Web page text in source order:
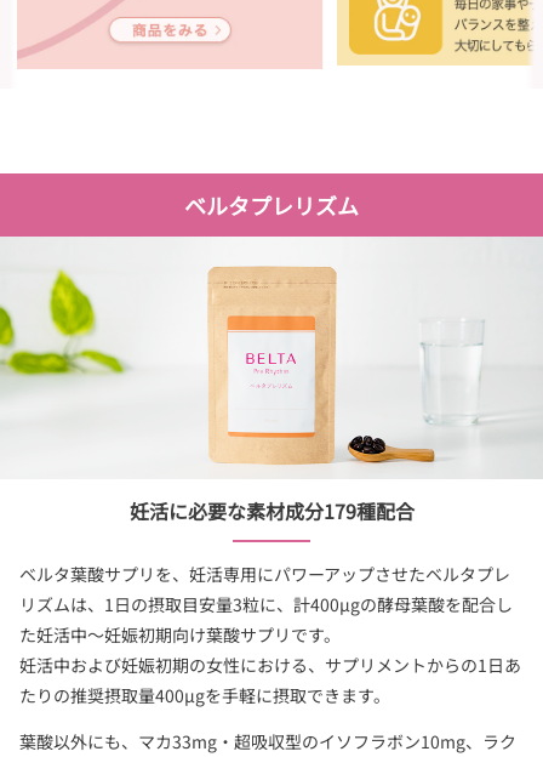
ベルタプレリズム
妊活に必要な素材成分179種配合
ベルタ葉酸サプリを、妊活専用にパワーアップさせたベルタプレ
リズムは、1日の摂取目安量3粒に、計400µgの酵母葉酸を配合し
た妊活中～妊娠初期向け葉酸サプリです。
妊活中および妊娠初期の女性における、サプリメントからの1日あ
たりの推奨摂取量400µgを手軽に摂取できます。
葉酸以外にも、マカ33mg・超吸収型のイソフラボン10mg、ラク